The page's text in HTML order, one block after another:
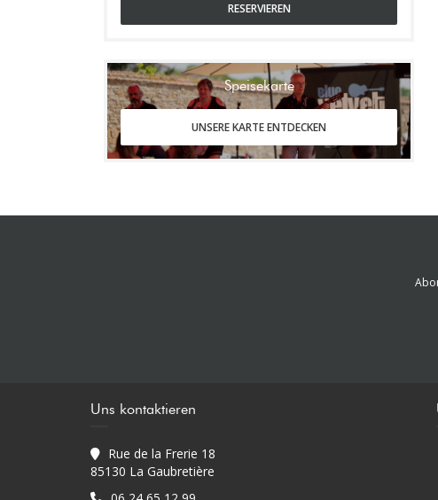
RESERVIEREN
Speisekarte
UNSERE KARTE ENTDECKEN
Uns kontaktieren
Rue de la Frerie 18
85130 La Gaubretière